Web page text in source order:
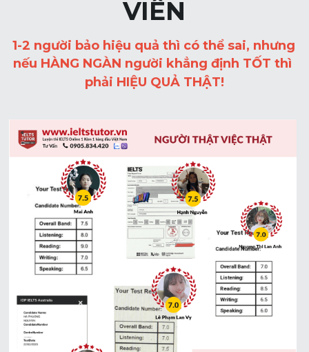
VIÊN
1-2 người bảo hiệu quả thì có thể sai, nhưng
nếu HÀNG NGÀN người khẳng định TỐT thì
phải HIỆU QUẢ THẬT!